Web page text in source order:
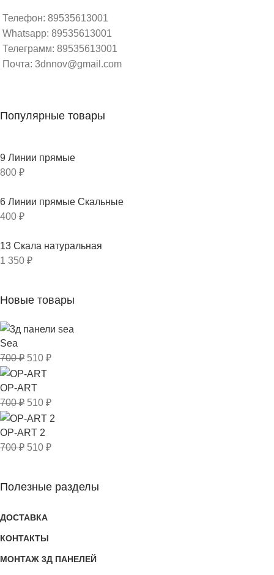
Телефон: 89535613001
Whatsapp: 89535613001
Телеграмм: 89535613001
Почта: 3dnnov@gmail.com
Популярные товары
9 Линии прямые
800 ₽
6 Линии прямые Скальные
400 ₽
13 Скала натуральная
1 350 ₽
Новые товары
Sea
700₽ 510 ₽
OP-ART
700₽ 510 ₽
OP-ART 2
700₽ 510 ₽
Полезные разделы
ДОСТАВКА
КОНТАКТЫ
МОНТАЖ 3Д ПАНЕЛЕЙ